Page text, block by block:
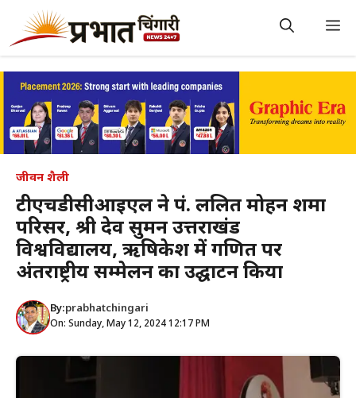
content
जीवन शैली
टीएचडीसीआईएल ने पं. ललित मोहन शर्मा
परिसर, श्री देव सुमन उत्तराखंड
विश्वविद्यालय, ऋषिकेश में गणित पर
अंतर्राष्ट्रीय सम्मेलन का उद्घाटन किया
By:prabhatchingari
On: Sunday, May 12, 2024 12:17 PM